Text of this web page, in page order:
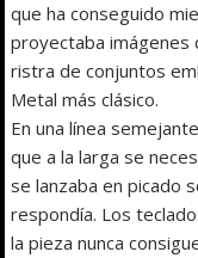
que ha conseguido
proyectaba imágenes
ristra de conjuntos
Metal más clásico.
En una línea
que a la larga se
se lanzaba en picado
respondía. Los
la pieza nunca